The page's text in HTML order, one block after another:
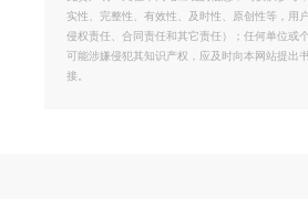
实性、完整性、有效性、及时性、原创性等，用
侵权责任、合同责任和其它责任）；任何单位或
可能涉嫌侵犯其知识产权，应及时向本网站提出
接。